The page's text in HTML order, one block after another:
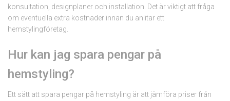
konsultation, designplaner och installation. Det är viktigt att fråga
om eventuella extra kostnader innan du anlitar ett
hemstylingföretag.
Hur kan jag spara pengar på
hemstyling?
Ett sätt att spara pengar på hemstyling är att jämföra priser från